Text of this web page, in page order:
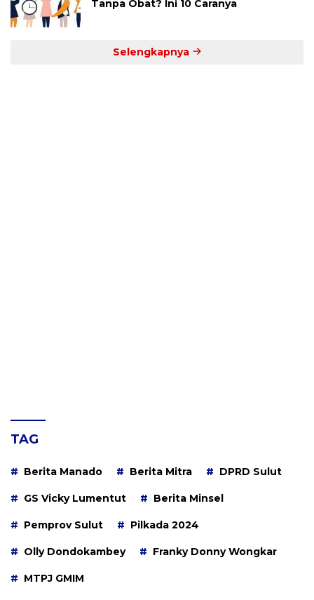
Tanpa Obat? Ini 10 Caranya
Selengkapnya
TAG
Berita Manado Berita Mitra DPRD Sulut
GS Vicky Lumentut Berita Minsel
Pemprov Sulut Pilkada 2024
Olly Dondokambey Franky Donny Wongkar
MTPJ GMIM